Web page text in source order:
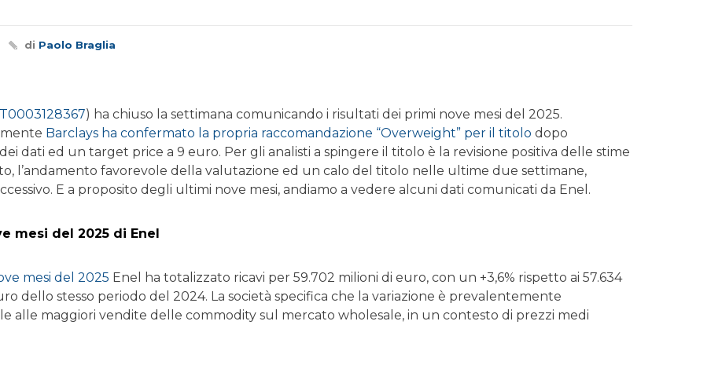
di Paolo Braglia
) ha chiuso la settimana comunicando i risultati dei primi nove mesi del 2025.
Barclays ha confermato la propria raccomandazione “Overweight” per il titolo dopo
dei dati ed un target price a 9 euro. Per gli analisti a spingere il titolo è la revisione positiva delle stime
l’andamento favorevole della valutazione ed un calo del titolo nelle ultime due settimane,
E a proposito degli ultimi nove mesi, andiamo a vedere alcuni dati comunicati da Enel.
mesi del 2025 di Enel
mesi del 2025 Enel ha totalizzato ricavi per 59.702 milioni di euro, con un +3,6% rispetto ai 57.634
dello stesso periodo del 2024. La società specifica che la variazione è prevalentemente
alle maggiori vendite delle commodity sul mercato wholesale, in un contesto di prezzi medi